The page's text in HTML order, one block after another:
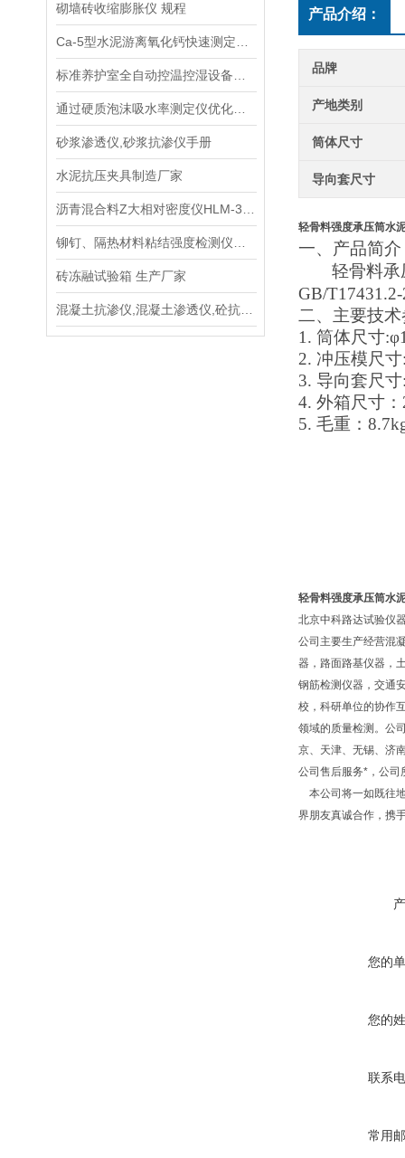
砌墙砖收缩膨胀仪 规程
砂浆渗透仪,砂浆抗渗仪手册
水泥抗压夹具制造厂家
砖冻融试验箱 生产厂家
产品介绍：
品牌
产地类别
筒体尺寸
导向套尺寸
轻骨料强度承压筒水
一、 产品简介
轻骨料承
GB/
二、 主要技
1. 筒体尺寸:φ
2. 冲压模尺寸
3. 导向套尺寸
4. 外箱尺寸：
5. 毛重：
轻骨料强度承压筒水
北京中科路达试验仪
公司主要生产经营混
器，路面路基仪器，
钢筋检测仪器，交通
校，科研单位的协作
领域的质量检测。公
京、天津、无锡、济
公司售后服务*，公司
本公司将一如既往
界朋友真诚合作，携
您的
您的
联系
常用